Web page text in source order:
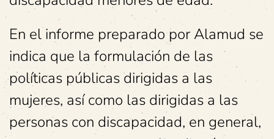
En el informe preparado por Alamud se
indica que la formulación de las
políticas públicas dirigidas a las
mujeres, así como las dirigidas a las
personas con discapacidad, en general,